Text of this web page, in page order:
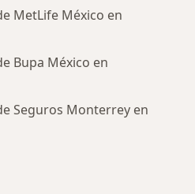
MetLife México en
Bupa México en
Seguros Monterrey en